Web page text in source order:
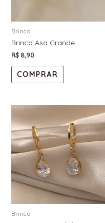
Brinco
Brinco Asa Grande
R$8,90
COMPRAR
Brinco